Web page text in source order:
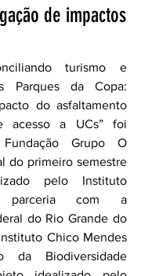
de impactos
turismo e
Parques da Copa:
do asfaltamento
acesso a UCs” foi
Grupo O
do primeiro semestre
pelo Instituto
parceria com a
do Rio Grande do
Chico Mendes
da Biodiversidade